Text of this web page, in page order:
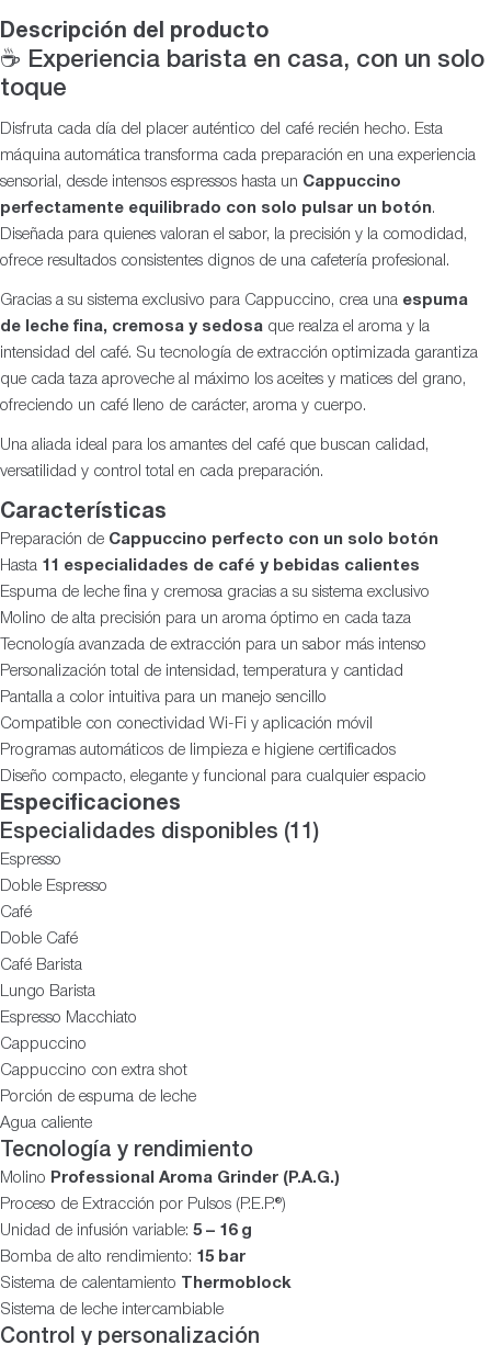
Descripción del producto
☕ Experiencia barista en casa, con un solo
toque
Disfruta cada día del placer auténtico del café recién hecho. Esta
máquina automática transforma cada preparación en una experiencia
sensorial, desde intensos espressos hasta un Cappuccino
perfectamente equilibrado con solo pulsar un botón.
Diseñada para quienes valoran el sabor, la precisión y la comodidad,
ofrece resultados consistentes dignos de una cafetería profesional.
Gracias a su sistema exclusivo para Cappuccino, crea una espuma
de leche fina, cremosa y sedosa que realza el aroma y la
intensidad del café. Su tecnología de extracción optimizada garantiza
que cada taza aproveche al máximo los aceites y matices del grano,
ofreciendo un café lleno de carácter, aroma y cuerpo.
Una aliada ideal para los amantes del café que buscan calidad,
versatilidad y control total en cada preparación.
Características
Preparación de Cappuccino perfecto con un solo botón
Hasta 11 especialidades de café y bebidas calientes
Espuma de leche fina y cremosa gracias a su sistema exclusivo
Molino de alta precisión para un aroma óptimo en cada taza
Tecnología avanzada de extracción para un sabor más intenso
Personalización total de intensidad, temperatura y cantidad
Pantalla a color intuitiva para un manejo sencillo
Compatible con conectividad Wi-Fi y aplicación móvil
Programas automáticos de limpieza e higiene certificados
Diseño compacto, elegante y funcional para cualquier espacio
Especificaciones
Especialidades disponibles (11)
Espresso
Doble Espresso
Café
Doble Café
Café Barista
Lungo Barista
Espresso Macchiato
Cappuccino
Cappuccino con extra shot
Porción de espuma de leche
Agua caliente
Tecnología y rendimiento
Molino Professional Aroma Grinder (P.A.G.)
Proceso de Extracción por Pulsos (P.E.P.®)
Unidad de infusión variable: 5 – 16 g
Bomba de alto rendimiento: 15 bar
Sistema de calentamiento
Thermoblock
Sistema de leche intercambiable
Control y personalización